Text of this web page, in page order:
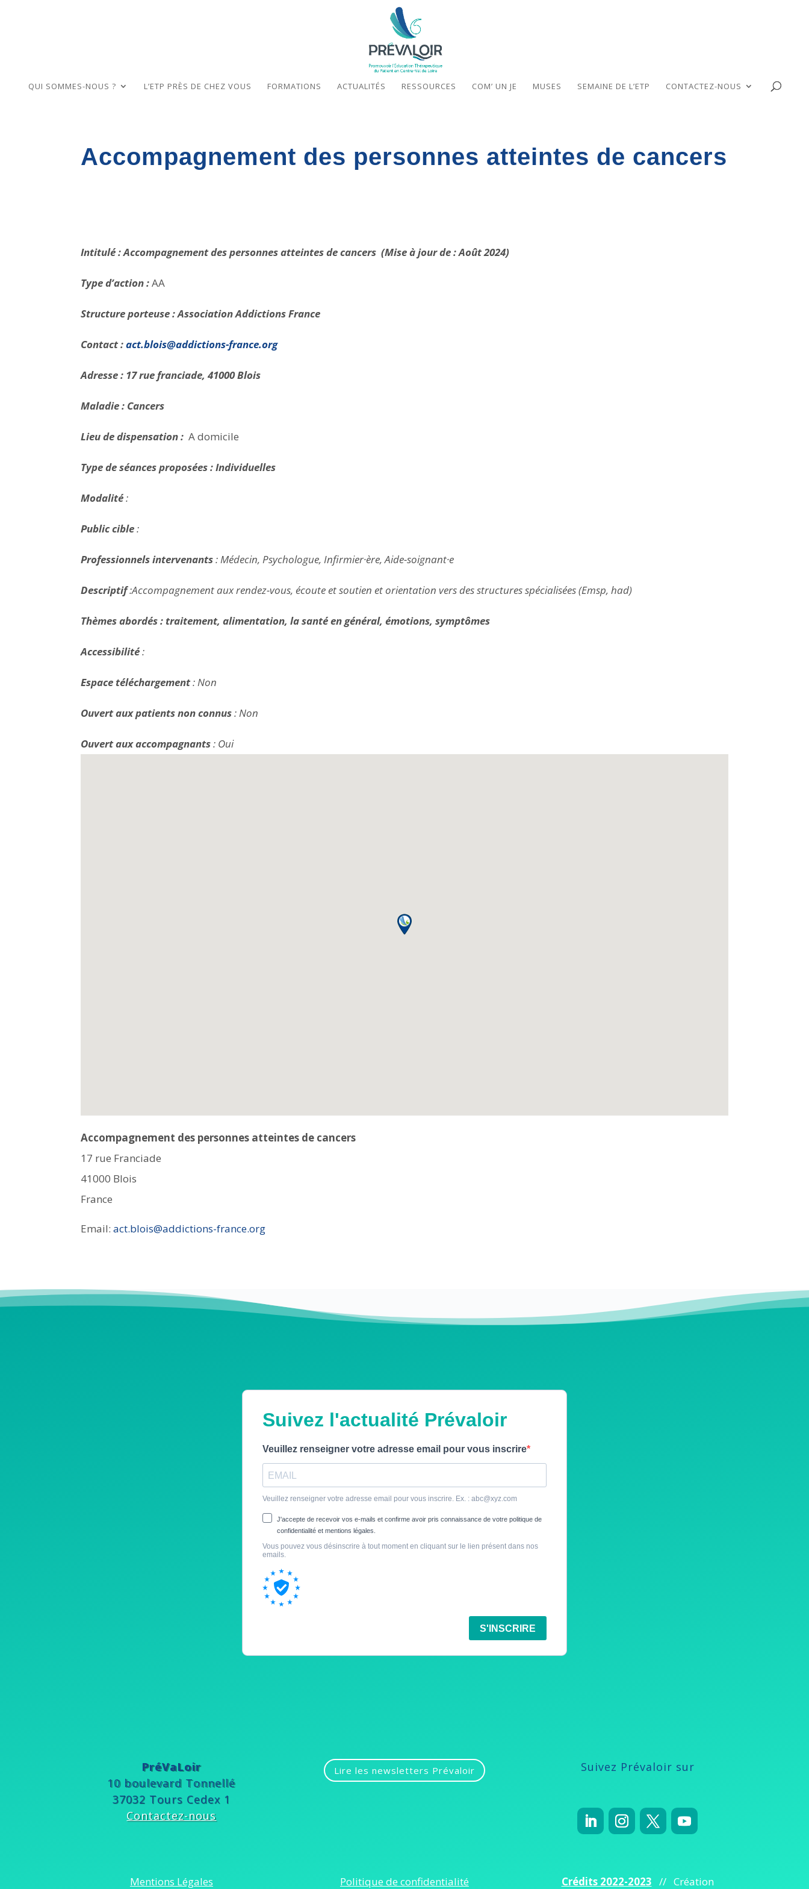
QUI SOMMES-NOUS ? L’ETP PRÈS DE CHEZ VOUS FORMATIONS ACTUALITÉS RESSOURCES COM’ UN JE MUSES SEMAINE DE L’ETP CONTACTEZ-NOUS
Accompagnement des personnes atteintes de cancers
Intitulé :Accompagnement des personnes atteintes de cancers (Mise à jour de : Août 2024)
Type d’action :AA
Structure porteuse : Association Addictions France
Contact :act.blois@addictions-france.org
Adresse : 17 rue franciade, 41000 Blois
Maladie : Cancers
Lieu de dispensation : A domicile
Type de séances proposées : Individuelles
Modalité:
Public cible:
Professionnels intervenants:Médecin, Psychologue, Infirmier·ère, Aide-soignant·e
Descriptif:Accompagnement aux rendez-vous, écoute et soutien et orientation vers des structures spécialisées (Emsp, had)
Thèmes abordés : traitement, alimentation, la santé en général, émotions, symptômes
Accessibilité:
Espace téléchargement: Non
Ouvert aux patients non connus: Non
Ouvert aux accompagnants: Oui
Accompagnement des personnes atteintes de cancers
17 rue Franciade
41000 Blois
France
Email:act.blois@addictions-france.org
PréVaLoir
10 boulevard Tonnellé
37032 Tours Cedex 1
Contactez-nous
Lire les newsletters Prévaloir Suivez Prévaloir sur
Mentions Légales Politique de confidentialité Crédits 2022-2023 // Création